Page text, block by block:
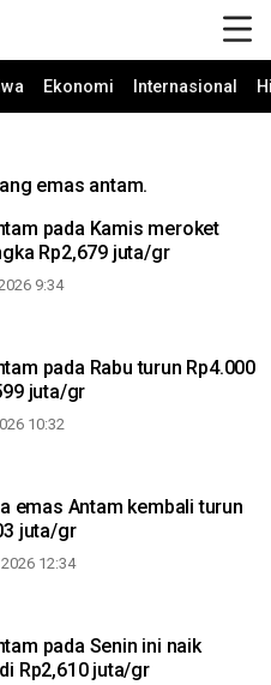
Ekonomi Internasional
emas antam.
pada Kamis meroket
Rp2,679 juta/gr
9:34
pada Rabu turun Rp4.000
juta/gr
10:32
emas Antam kembali turun
juta/gr
12:34
pada Senin ini naik
Rp2,610 juta/gr